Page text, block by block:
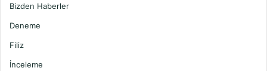
Bizden Haberler
Deneme
Filiz
İnceleme